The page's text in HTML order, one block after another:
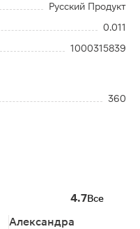
Русский Продукт
0.011
1000315839
360
4.7Все
Александра